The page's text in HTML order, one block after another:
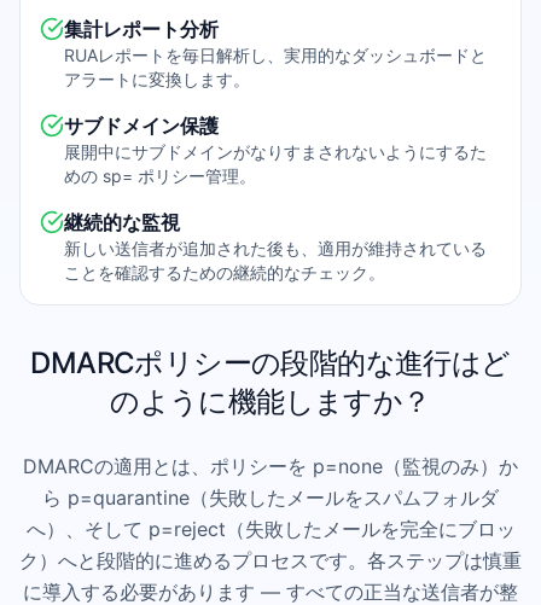
集計レポート分析
RUAレポートを毎日解析し、実用的なダッシュボードと
アラートに変換します。
サブドメイン保護
展開中にサブドメインがなりすまされないようにするた
めの sp= ポリシー管理。
継続的な監視
新しい送信者が追加された後も、適用が維持されている
ことを確認するための継続的なチェック。
DMARCポリシーの段階的な進行はど
のように機能しますか？
DMARCの適用とは、ポリシーを p=none（監視のみ）か
ら p=quarantine（失敗したメールをスパムフォルダ
へ）、そして p=reject（失敗したメールを完全にブロッ
ク）へと段階的に進めるプロセスです。各ステップは慎重
に導入する必要があります — すべての正当な送信者が整